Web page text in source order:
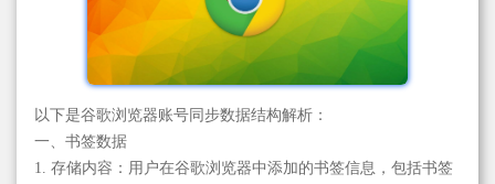
以下是谷歌浏览器账号同步数据结构解析：
一、书签数据
1. 存储内容：用户在谷歌浏览器中添加的书签信息，包括书签